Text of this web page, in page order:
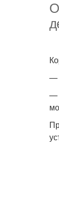
—
—